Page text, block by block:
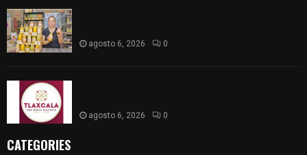
agosto 6, 2026 0
agosto 6, 2026 0
CATEGORIES